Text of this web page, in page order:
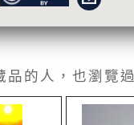
品的人，也瀏覽過